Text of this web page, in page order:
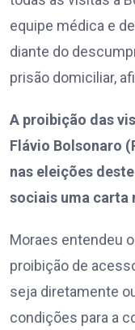
equipe médica e
diante do
prisão domiciliar,
A proibição das
Flávio Bolsonaro
nas eleições
sociais uma carta
Moraes entendeu
proibição de
seja diretamente
condições para a